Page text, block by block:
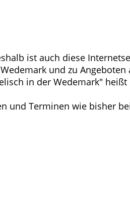
ist auch diese
und zu
in der Wedemark"
und Terminen wie bisher